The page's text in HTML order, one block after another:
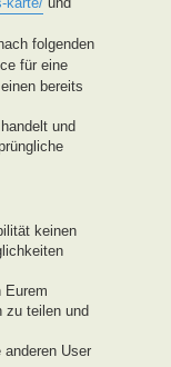
folgenden
für eine
bereits
und
keinen
Eurem
zu teilen und
User